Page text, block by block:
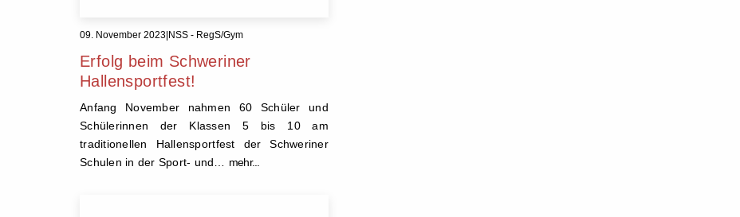
09. November 2023 NSS - RegS/Gym
Erfolg beim Schweriner
Hallensportfest!
Anfang November nahmen 60 Schüler und
Schülerinnen der Klassen 5 bis 10 am
traditionellen Hallensportfest der Schweriner
Schulen in der Sport- und… mehr...